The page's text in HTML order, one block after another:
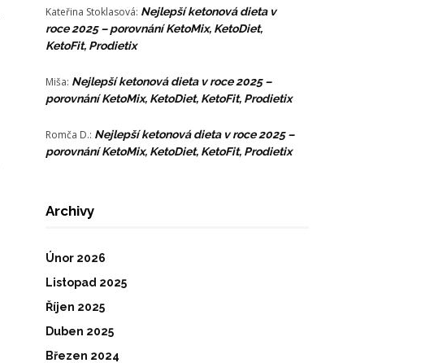
Kateřina Stoklasová: Nejlepší ketonová dieta v
roce 2025 – porovnání KetoMix, KetoDiet,
KetoFit, Prodietix
Miša: Nejlepší ketonová dieta v roce 2025 –
porovnání KetoMix, KetoDiet, KetoFit, Prodietix
Romča D.: Nejlepší ketonová dieta v roce 2025 –
porovnání KetoMix, KetoDiet, KetoFit, Prodietix
Archivy
Únor 2026
Listopad 2025
Říjen 2025
Duben 2025
Březen 2024